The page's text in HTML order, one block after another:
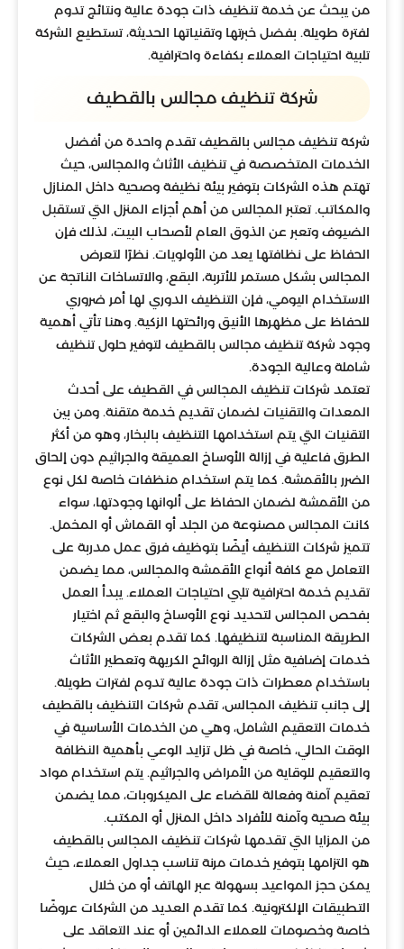
من يبحث عن خدمة تنظيف ذات جودة عالية ونتائج تدوم
لفترة طويلة. بفضل خبرتها وتقنياتها الحديثة، تستطيع الشركة
تلبية احتياجات العملاء بكفاءة واحترافية.
شركة تنظيف مجالس بالقطيف
شركة تنظيف مجالس بالقطيف تقدم واحدة من أفضل
الخدمات المتخصصة في تنظيف الأثاث والمجالس، حيث
تهتم هذه الشركات بتوفير بيئة نظيفة وصحية داخل المنازل
والمكاتب. تعتبر المجالس من أهم أجزاء المنزل التي تستقبل
الضيوف وتعبر عن الذوق العام لأصحاب البيت، لذلك فإن
الحفاظ على نظافتها يعد من الأولويات. نظرًا لتعرض
المجالس بشكل مستمر للأتربة، البقع، والاتساخات الناتجة عن
الاستخدام اليومي، فإن التنظيف الدوري لها أمر ضروري
للحفاظ على مظهرها الأنيق ورائحتها الزكية. وهنا تأتي أهمية
وجود شركة تنظيف مجالس بالقطيف لتوفير حلول تنظيف
شاملة وعالية الجودة.
تعتمد شركات تنظيف المجالس في القطيف على أحدث
المعدات والتقنيات لضمان تقديم خدمة متقنة. ومن بين
التقنيات التي يتم استخدامها التنظيف بالبخار، وهو من أكثر
الطرق فاعلية في إزالة الأوساخ العميقة والجراثيم دون إلحاق
الضرر بالأقمشة. كما يتم استخدام منظفات خاصة لكل نوع
من الأقمشة لضمان الحفاظ على ألوانها وجودتها، سواء
كانت المجالس مصنوعة من الجلد أو القماش أو المخمل.
تتميز شركات التنظيف أيضًا بتوظيف فرق عمل مدربة على
التعامل مع كافة أنواع الأقمشة والمجالس، مما يضمن
تقديم خدمة احترافية تلبي احتياجات العملاء. يبدأ العمل
بفحص المجالس لتحديد نوع الأوساخ والبقع ثم اختيار
الطريقة المناسبة لتنظيفها. كما تقدم بعض الشركات
خدمات إضافية مثل إزالة الروائح الكريهة وتعطير الأثاث
باستخدام معطرات ذات جودة عالية تدوم لفترات طويلة.
إلى جانب تنظيف المجالس، تقدم شركات التنظيف بالقطيف
خدمات التعقيم الشامل، وهي من الخدمات الأساسية في
الوقت الحالي، خاصة في ظل تزايد الوعي بأهمية النظافة
والتعقيم للوقاية من الأمراض والجراثيم. يتم استخدام مواد
تعقيم آمنة وفعالة للقضاء على الميكروبات، مما يضمن
بيئة صحية وآمنة للأفراد داخل المنزل أو المكتب.
من المزايا التي تقدمها شركات تنظيف المجالس بالقطيف
هو التزامها بتوفير خدمات مرنة تناسب جداول العملاء، حيث
يمكن حجز المواعيد بسهولة عبر الهاتف أو من خلال
التطبيقات الإلكترونية. كما تقدم العديد من الشركات عروضًا
خاصة وخصومات للعملاء الدائمين أو عند التعاقد على